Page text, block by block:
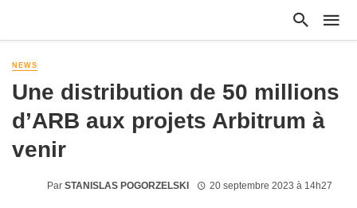
NEWS
Une distribution de 50 millions
d’ARB aux projets Arbitrum à
venir
Par STANISLAS POGORZELSKI 20 septembre 2023 à 14h27